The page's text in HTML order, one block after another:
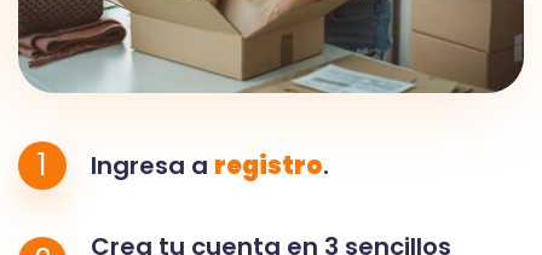
1 Ingresa a registro.
Crea tu cuenta en 3 sencillos